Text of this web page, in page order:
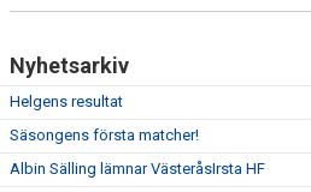
Nyhetsarkiv
Helgens resultat
Säsongens första matcher!
Albin Sälling lämnar VästeråsIrsta HF